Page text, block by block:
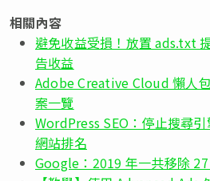
相關內容
避免收益受損！放置 ads.txt
告收益
Adobe Creative Cloud 懶人
案一覽
WordPress SEO：停止搜尋
網站排名
Google：2019 年一共移除